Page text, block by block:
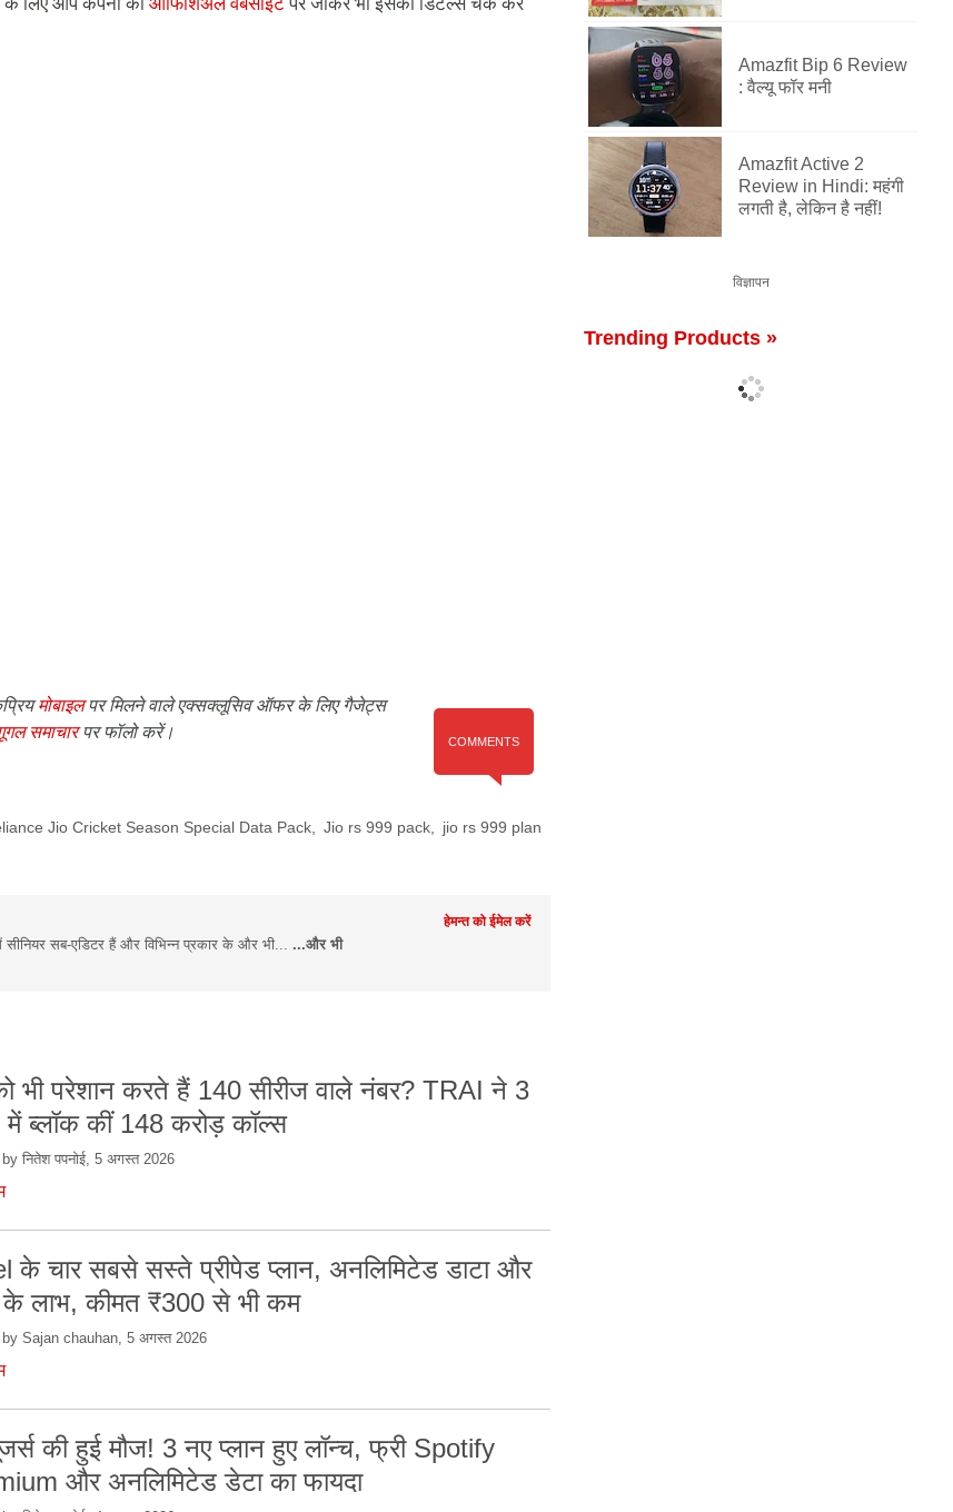
COMMENTS
मोबाइलपर मिलने वाले एक्सक्लूसिव ऑफर के लिए गैजेट्स
समाचारपर फॉलो करें।
Jio Cricket Season Special Data Pack Jio rs 999 pack
jio rs 999 plan
हेमन्त को ईमेल करें
सब-एडिटर हैं और विभिन्न प्रकार के और भी... ...और भी
भी परेशान करते हैं 140 सीरीज वाले नंबर? TRAI ने 3
में ब्लॉक कीं 148 करोड़ कॉल्स
नितेश पपनोई, 5 अगस्त 2026
के चार सबसे सस्ते प्रीपेड प्लान, अनलिमिटेड डाटा और
लाभ, कीमत ₹300 से भी कम
Sajan chauhan, 5 अगस्त 2026
की हुई मौज! 3 नए प्लान हुए लॉन्च, फ्री Spotify
और अनलिमिटेड डेटा का फायदा
Amazfit Bip 6 Review
: वैल्यू फॉर मनी
Amazfit Active 2
Review in Hindi: महंगी
लगती है, लेकिन है नहीं!
विज्ञापन
Trending Products »